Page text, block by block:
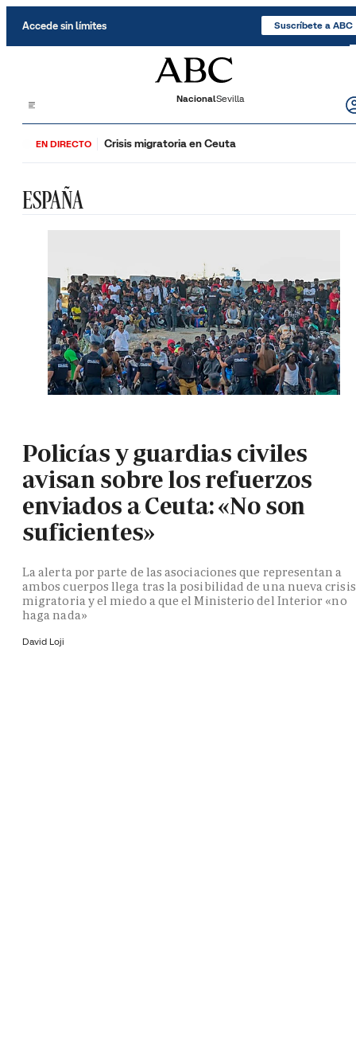
Accede sin límites Suscríbete a ABC
NacionalSevilla
EN DIRECTO Crisis migratoria en Ceuta
ESPAÑA
Policías y guardias civiles
avisan sobre los refuerzos
enviados a Ceuta: «No son
suficientes»
La alerta por parte de las asociaciones que representan a
ambos cuerpos llega tras la posibilidad de una nueva crisis
migratoria y el miedo a que el Ministerio del Interior «no
haga nada»
David Loji